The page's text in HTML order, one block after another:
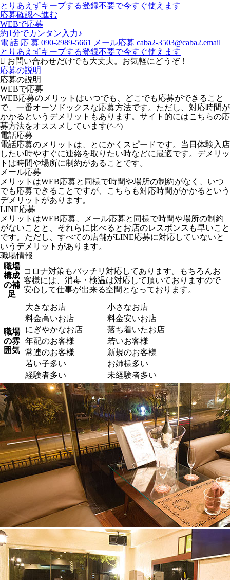
とりあえずキープする登録不要で今すぐ使えます
応募確認へ進む
WEBで応募
約1分でカンタン入力♪
電 話 応 募 090-2989-5661 メール応募 caba2-3503@caba2.email
とりあえずキープする登録不要で今すぐ使えます
お問い合わせだけでも大丈夫。お気軽にどうぞ！
応募の説明
応募の説明
WEBで応募
WEB応募のメリットはいつでも、どこでも応募ができること
で、一番オーソドックスな応募方法です。ただし、対応時間が
かかるというデメリットもあります。サイト的にはこちらの応
募方法をオススメしています(^-^)
電話応募
電話応募のメリットは、とにかくスピードです。当日体験入店
したい時やすぐに連絡を取りたい時などに最適です。デメリッ
トは時間や場所に制約があることです。
メール応募
メリットはWEB応募と同様で時間や場所の制約がなく、いつ
でも応募できることですが、こちらも対応時間がかかるという
デメリットがあります。
LINE応募
メリットはWEB応募、メール応募と同様で時間や場所の制約
がないことと、それらに比べるとお店のレスポンスも早いこと
です。ただし、すべての店舗がLINE応募に対応していないと
いうデメリットがあります。
職場情報
職場
構成
の補
足
コロナ対策もバッチリ対応してあります。もちろんお
客様には、消毒・検温は対応して頂いておりますので
安心して仕事が出来る空間となっております。
職場
の雰
囲気
大きなお店
小さなお店
料金高いお店
料金安いお店
にぎやかなお店
落ち着いたお店
年配のお客様
若いお客様
常連のお客様
新規のお客様
若い子多い
お姉様多い
経験者多い
未経験者多い